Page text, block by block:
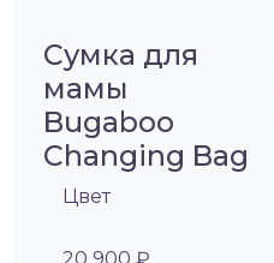
Сумка для
мамы
Bugaboo
Changing Bag
Цвет